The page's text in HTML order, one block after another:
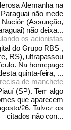
Alemanha na
não mede
Nación (Assunção,
não deixa...
os acionistas
do Grupo RBS ,
RS), ultrapassou
Na homepage
quinta-feira, ...
de manchete
(SP). Tem algo
que aparecem
26. Talvez os
citados não con...